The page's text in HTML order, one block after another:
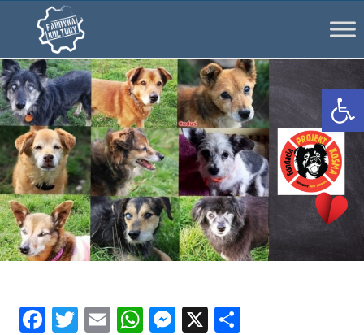
Facebook
Twitter
EmailWhatsApp
Messenger
X